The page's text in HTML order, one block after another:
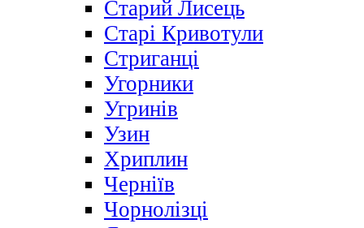
Старий Лисець
Старі Кривотули
Стриганці
Угорники
Угринів
Узин
Хриплин
Черніїв
Чорнолізці